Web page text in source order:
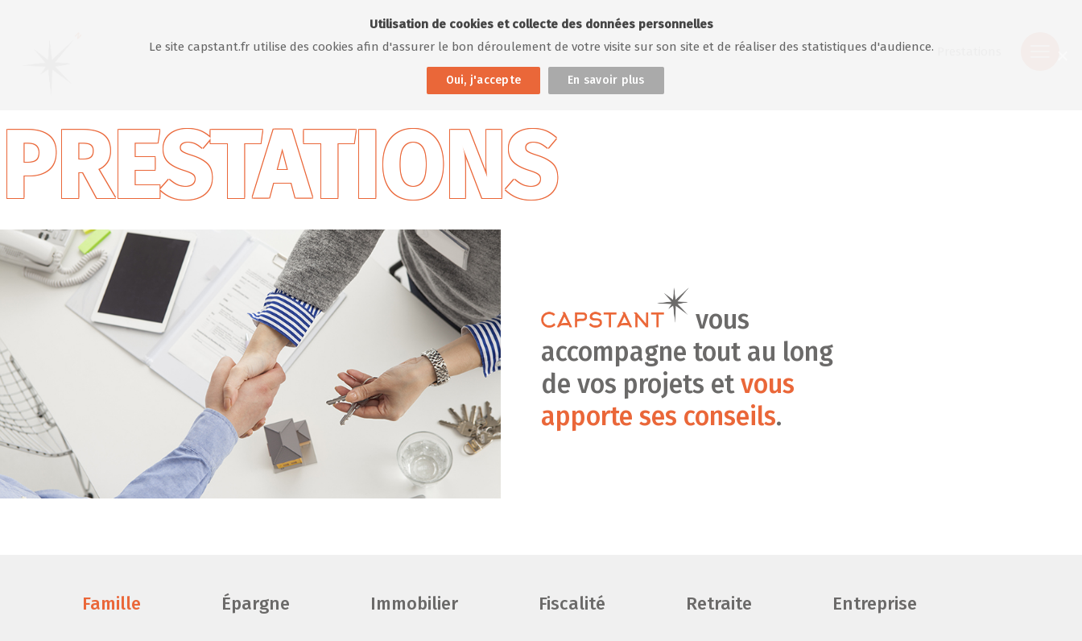
PRESTATIONS
vous
accompagne tout au long
de vos projets etvous
apporte ses conseils.
Famille Épargne Immobilier Fiscalité Retraite Entreprise
Utilisation de cookies et collecte des données personnelles
Le site capstant.fr utilise des cookies afin d'assurer le bon déroulement de votre visite sur son site et de réaliser des statistiques d'audience.
Oui, j'accepte En savoir plus